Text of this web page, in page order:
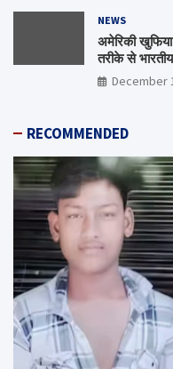
NEWS
अमेरिकी
तरीके से
December
RECOMMENDED